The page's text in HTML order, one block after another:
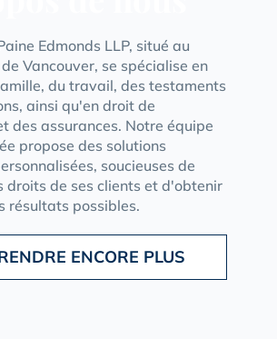
Edmonds LLP, situé au
Vancouver, se spécialise en
du travail, des testaments
ainsi qu'en droit de
des assurances. Notre équipe
propose des solutions
soucieuses de
droits de ses clients et d'obtenir
résultats possibles.
ENCORE PLUS